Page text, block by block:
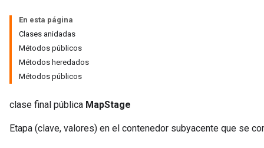
En esta página
Clases anidadas
Métodos públicos
Métodos heredados
Métodos públicos
clase final pública MapStage
Etapa (clave, valores) en el contenedor subyacente que se